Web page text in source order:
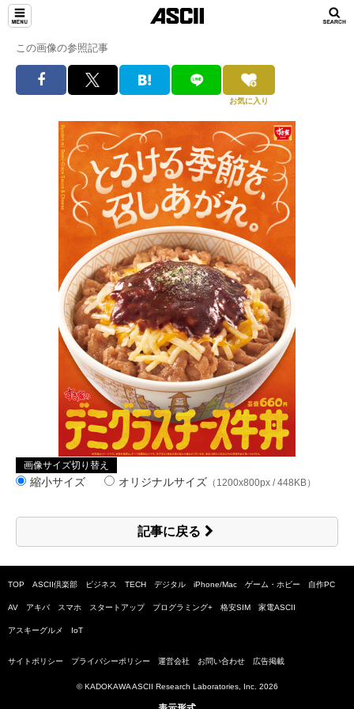
この画像の参照記事
お気に入り
画像サイズ切り替え
縮小サイズ オリジナルサイズ （1200x800px / 448KB）
記事に戻る
TOP ASCII倶楽部 ビジネス TECH デジタル iPhone/Mac ゲーム・ホビー 自作PC
AV アキバ スマホ スタートアップ プログラミング+ 格安SIM 家電ASCII
アスキーグルメ IoT
サイトポリシー プライバシーポリシー 運営会社 お問い合わせ 広告掲載
© KADOKAWA ASCII Research Laboratories, Inc. 2026